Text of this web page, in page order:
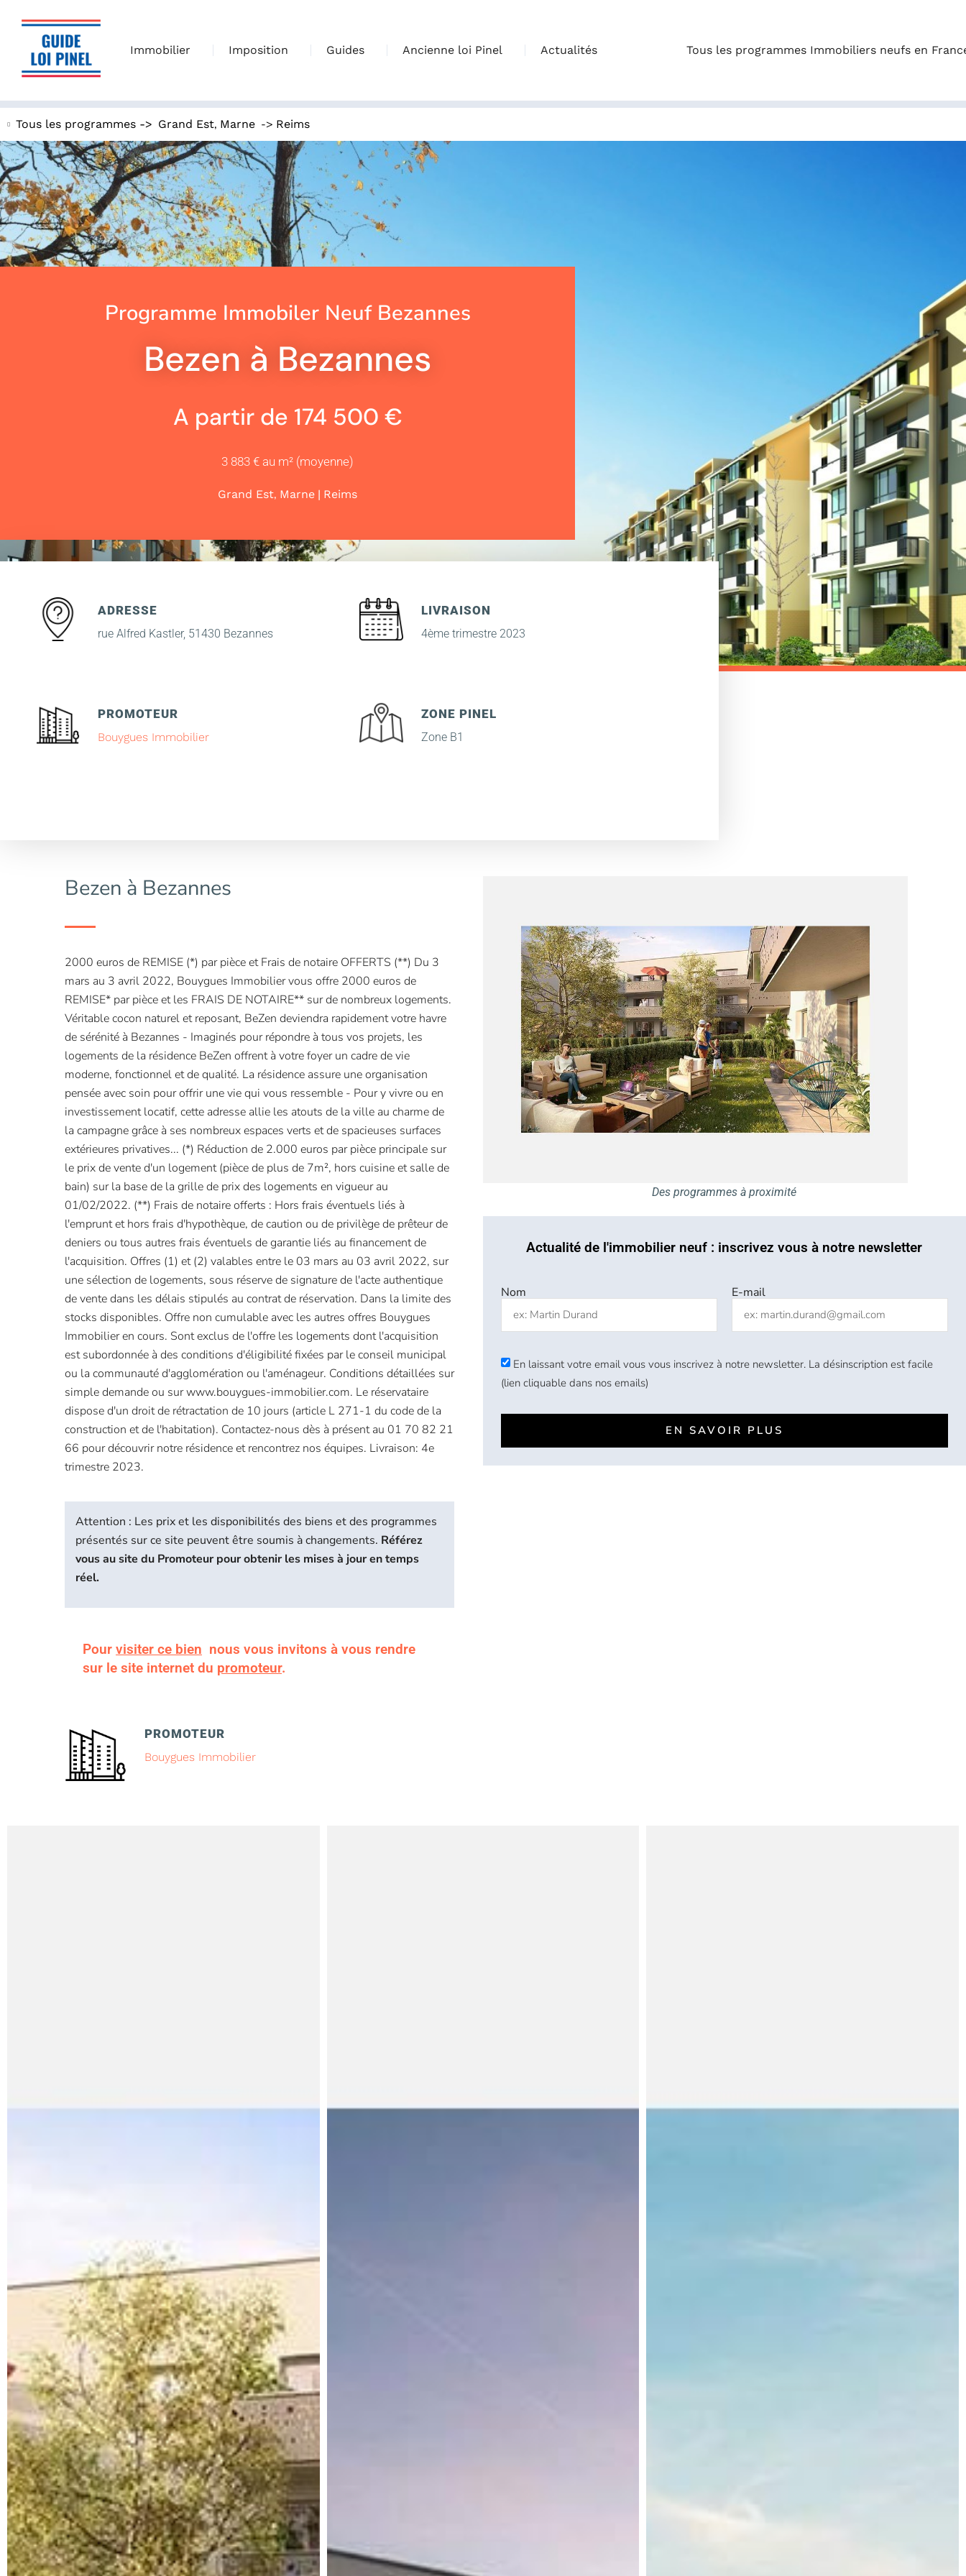
Immobilier Imposition Guides Ancienne loi Pinel Actualités Tous les programmes Immobiliers neufs en
Tous les programmes -> Grand Est, Marne -> Reims
Programme Immobiler Neuf Bezannes
Bezen à Bezannes
A partir de 174 500 €
3 883 € au m² (moyenne)
Grand Est, Marne | Reims
ADRESSE
rue Alfred Kastler, 51430 Bezannes
LIVRAISON
4ème trimestre 2023
PROMOTEUR
Bouygues Immobilier
ZONE PINEL
Zone B1
Bezen à Bezannes
2000 euros de REMISE (*) par pièce et Frais de notaire OFFERTS (**) Du 3
mars au 3 avril 2022, Bouygues Immobilier vous offre 2000 euros de
REMISE* par pièce et les FRAIS DE NOTAIRE** sur de nombreux logements.
Véritable cocon naturel et reposant, BeZen deviendra rapidement votre havre
de sérénité à Bezannes - Imaginés pour répondre à tous vos projets, les
logements de la résidence BeZen offrent à votre foyer un cadre de vie
moderne, fonctionnel et de qualité. La résidence assure une organisation
pensée avec soin pour offrir une vie qui vous ressemble - Pour y vivre ou en
investissement locatif, cette adresse allie les atouts de la ville au charme de
la campagne grâce à ses nombreux espaces verts et de spacieuses surfaces
extérieures privatives... (*) Réduction de 2.000 euros par pièce principale sur
le prix de vente d'un logement (pièce de plus de 7m², hors cuisine et salle de
bain) sur la base de la grille de prix des logements en vigueur au
01/02/2022. (**) Frais de notaire offerts : Hors frais éventuels liés à
l'emprunt et hors frais d'hypothèque, de caution ou de privilège de prêteur de
deniers ou tous autres frais éventuels de garantie liés au financement de
l'acquisition. Offres (1) et (2) valables entre le 03 mars au 03 avril 2022, sur
une sélection de logements, sous réserve de signature de l'acte authentique
de vente dans les délais stipulés au contrat de réservation. Dans la limite des
stocks disponibles. Offre non cumulable avec les autres offres Bouygues
Immobilier en cours. Sont exclus de l'offre les logements dont l'acquisition
est subordonnée à des conditions d'éligibilité fixées par le conseil municipal
ou la communauté d'agglomération ou l'aménageur. Conditions détaillées sur
simple demande ou sur www.bouygues-immobilier.com. Le réservataire
dispose d'un droit de rétractation de 10 jours (article L 271-1 du code de la
construction et de l'habitation). Contactez-nous dès à présent au 01 70 82 21
66 pour découvrir notre résidence et rencontrez nos équipes. Livraison: 4e
trimestre 2023.
Attention : Les prix et les disponibilités des biens et des programmes
présentés sur ce site peuvent être soumis à changements. Référez
vous au site du Promoteur pour obtenir les mises à jour en temps
réel.
Pour visiter ce bien nous vous invitons à vous rendre
sur le site internet du promoteur.
PROMOTEUR
Bouygues Immobilier
Des programmes à proximité
Actualité de l'immobilier neuf : inscrivez vous à notre newsletter
Nom E-mail
En laissant votre email vous vous inscrivez à notre newsletter. La désinscription est facile
(lien cliquable dans nos emails)
EN SAVOIR PLUS